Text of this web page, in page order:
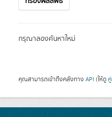
กรุณาลองค้นหาใหม่
คุณสามารถเข้าถึงคลังทาง API (ให้ดู